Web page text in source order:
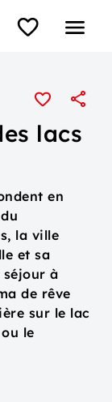
lacs
en
la ville
et sa
à
de rêve
sur le lac
le